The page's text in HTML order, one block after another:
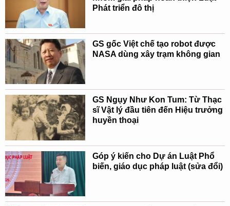
Phát triển đô thị
GS gốc Việt chế tạo robot được
NASA dùng xây trạm không gian
GS Ngụy Như Kon Tum: Từ Thạc
sĩ Vật lý đầu tiên đến Hiệu trưởng
huyền thoại
Góp ý kiến cho Dự án Luật Phổ
biến, giáo dục pháp luật (sửa đổi)